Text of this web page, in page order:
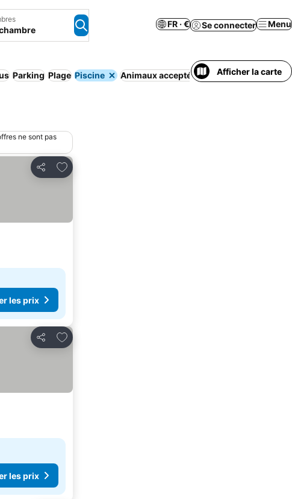
FR · € Se connecter Menu
Parking Plage Piscine Animaux acceptés Appart’hôtel Maison/
Afficher la carte
ne sont pas
Partager
Ajouter à mes favoris
les prix
Partager
Ajouter à mes favoris
les prix